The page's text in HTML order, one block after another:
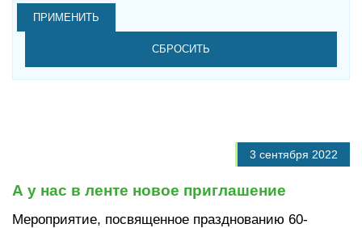
3 сентября 2022
А у нас в ленте новое приглашение
Мероприятие, посвященное празднованию 60-